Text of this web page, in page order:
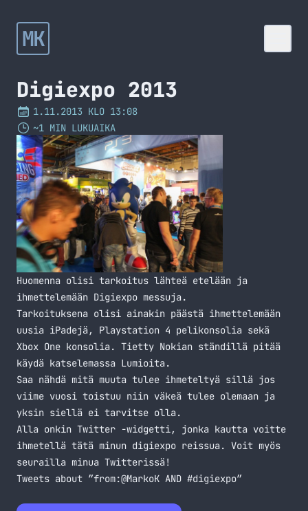
MK
Digiexpo 2013
1.11.2013 KLO 13:08
~1 MIN LUKUAIKA
Huomenna olisi tarkoitus lähteä etelään ja
ihmettelemään Digiexpo messuja.
Tarkoituksena olisi ainakin päästä ihmettelemään
uusia iPadejä, Playstation 4 pelikonsolia sekä
Xbox One konsolia. Tietty Nokian ständillä pitää
käydä katselemassa Lumioita.
Saa nähdä mitä muuta tulee ihmeteltyä sillä jos
viime vuosi toistuu niin väkeä tulee olemaan ja
yksin siellä ei tarvitse olla.
Alla onkin Twitter -widgetti, jonka kautta voitte
ihmetellä tätä minun digiexpo reissua. Voit myös
seurailla minua Twitterissä!
Tweets about ”from:@MarkoK AND #digiexpo”